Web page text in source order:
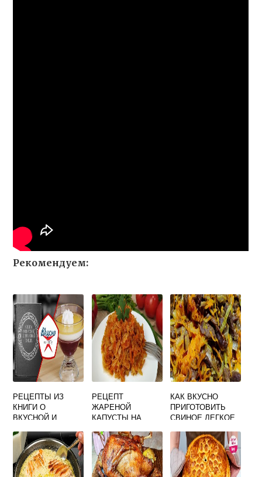
Рекомендуем:
РЕЦЕПТЫ ИЗ
КНИГИ О
ВКУСНОЙ И
1964
РЕЦЕПТ
ЖАРЕНОЙ
КАПУСТЫ НА
ЛУКОМ И
МОРКОВЬЮ
ВКУСНО
КАК ВКУСНО
ПРИГОТОВИТЬ
СВИНОЕ ЛЕГКОЕ
УСЛОВИЯХ